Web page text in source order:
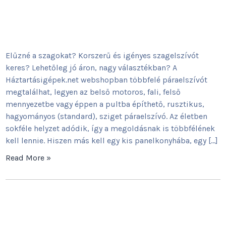
Elűzné a szagokat? Korszerű és igényes szagelszívót
keres? Lehetőleg jó áron, nagy választékban? A
Háztartásigépek.net webshopban többfelé páraelszívót
megtalálhat, legyen az belső motoros, fali, felső
mennyezetbe vagy éppen a pultba építhető, rusztikus,
hagyományos (standard), sziget páraelszívó. Az életben
sokféle helyzet adódik, így a megoldásnak is többfélének
kell lennie. Hiszen más kell egy kis panelkonyhába, egy […]
Read More »